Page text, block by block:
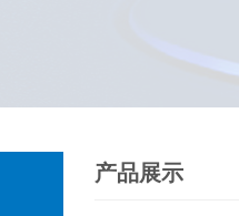
产品展示